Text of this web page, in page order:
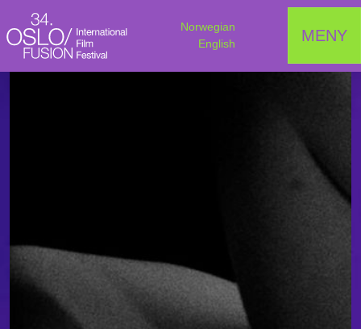
Norwegian
English
MENY